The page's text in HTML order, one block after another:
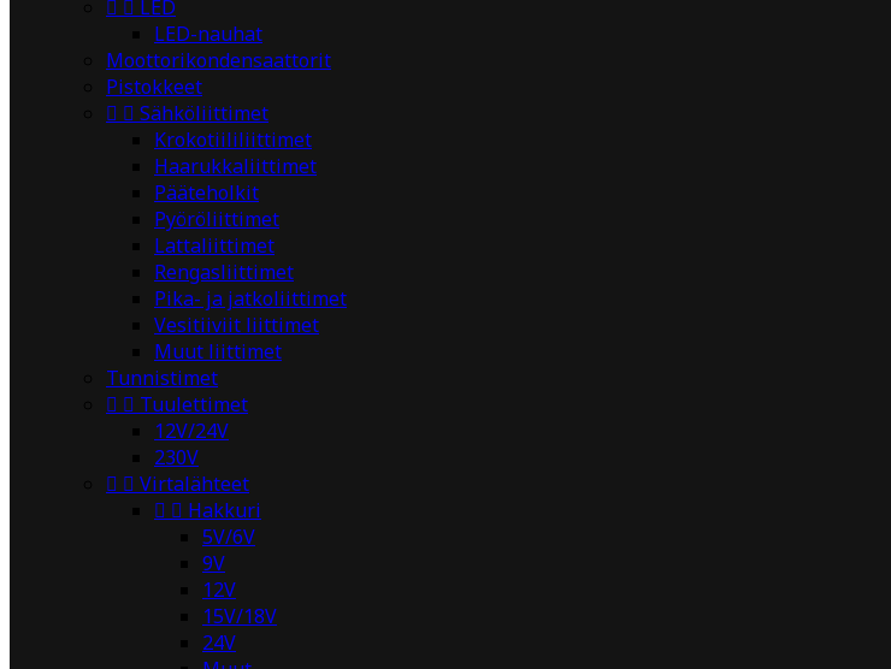
  LED
LED-nauhat
Moottorikondensaattorit
Pistokkeet
  Sähköliittimet
Krokotiililiittimet
Haarukkaliittimet
Pääteholkit
Pyöröliittimet
Lattaliittimet
Rengasliittimet
Pika- ja jatkoliittimet
Vesitiiviit liittimet
Muut liittimet
Tunnistimet
  Tuulettimet
12V/24V
230V
  Virtalähteet
  Hakkuri
5V/6V
9V
12V
15V/18V
24V